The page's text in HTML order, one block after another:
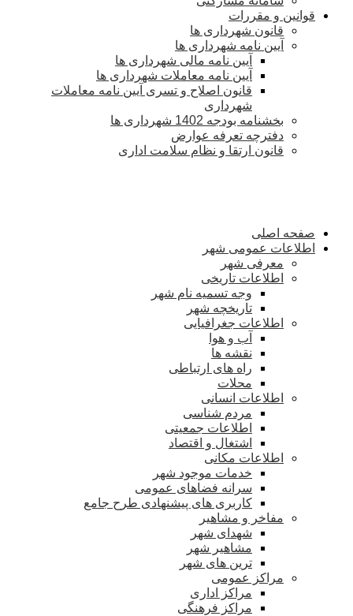
قوانین و مقررات
قانون شهرداری ها
آیین نامه شهرداری ها
آیین نامه مالی شهرداری ها
آیین نامه معاملات شهرداری ها
قانون اصلاح و تسری آیین نامه معاملات
شهرداری
بخشنامه بودجه 1402 شهرداری ها
دفترچه تعرفه عوارض
قانون ارتقا و نظام سلامت اداری
صفحه اصلی
اطلاعات عمومی شهر
معرفی شهر
اطلاعات تاریخی
وجه تسمیه نام شهر
تاریخچه شهر
اطلاعات جغرافیایی
آب و هوا
نقشه ها
راه های ارتباطی
محلات
اطلاعات انسانی
مردم شناسی
اطلاعات جمعیتی
اشتغال و اقتصاد
اطلاعات مکانی
خدمات موجود شهر
سرانه فضاهای عمومی
کاربری های پیشنهادی طرح جامع
مفاخر و مشاهیر
شهدای شهر
مشاهیر شهر
ترین های شهر
مراکز عمومی
مراکز اداری
مراکز فرهنگی